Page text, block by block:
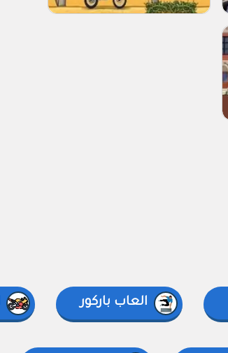
العاب باركور